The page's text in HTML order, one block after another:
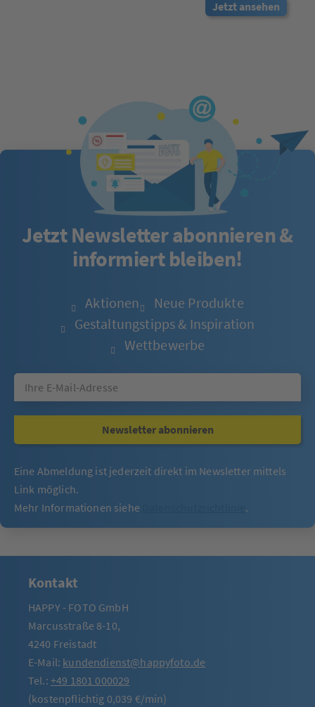
Jetzt ansehen
Jetzt Newsletter abonnieren &
informiert bleiben!
Aktionen
Neue Produkte
Gestaltungstipps & Inspiration
Wettbewerbe
Newsletter abonnieren
Eine Abmeldung ist jederzeit direkt im Newsletter mittels
Link möglich.
Mehr Informationen siehe
.
Kontakt
HAPPY - FOTO GmbH
Marcusstraße 8-10,
4240 Freistadt
E-Mail: kundendienst@happyfoto.de
Tel.: +49 1801 000029
(kostenpflichtig 0,039 €/min)